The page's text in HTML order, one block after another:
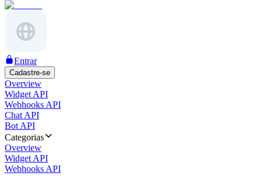
Entrar
Cadastre-se
Overview
Widget API
Webhooks API
Chat API
Bot API
Categorias
Overview
Widget API
Webhooks API